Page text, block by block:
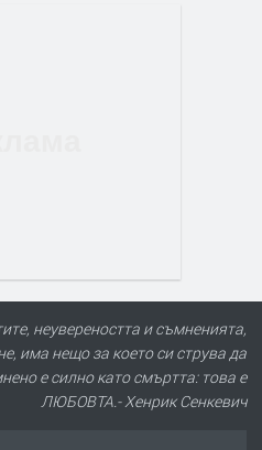
неувереността и съмненията,
има нещо за което си струва да
е силно като смъртта: това е
ЛЮБОВТА.- Хенрик Сенкевич